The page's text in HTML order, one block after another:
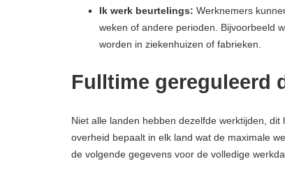
Ik werk beurtelings: Werknemers
weken of andere perioden. Bijvoorbeeld
worden in ziekenhuizen of fabrieken.
Fulltime gereguleerd
Niet alle landen hebben dezelfde werktijden,
overheid bepaalt in elk land wat de maximale
de volgende gegevens voor de volledige